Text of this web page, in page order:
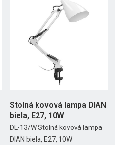
Stolná kovová lampa DIAN
biela, E27, 10W
DL-13/W Stolná kovová lampa
DIAN biela, E27, 10W